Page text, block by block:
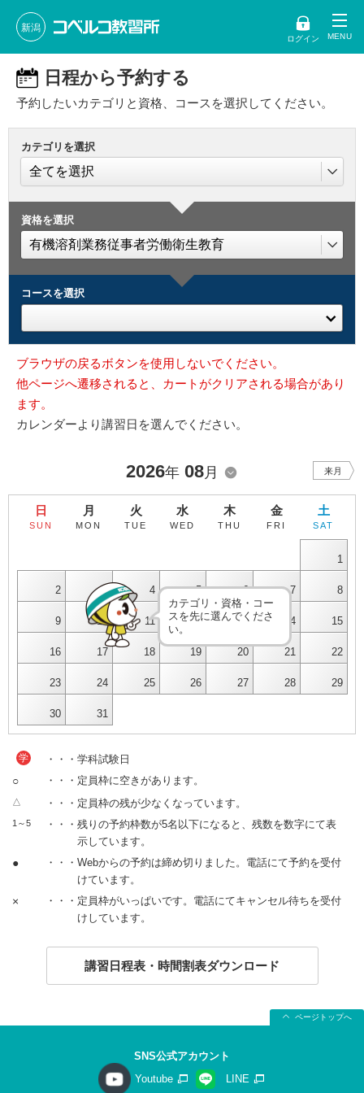
新潟
ログイン
日程から予約する
予約したいカテゴリと資格、コースを選択してください。
カテゴリを選択
資格を選択
コースを選択
ブラウザの戻るボタンを使用しないでください。
他ページへ遷移されると、カートがクリアされる場合があり
ます。
カレンダーより講習日を選んでください。
2026年 08月 来月
日
SUN
月
MON
火
TUE
水
WED
木
THU
金
FRI
土
SAT
1
2 3 4 5 6 7 8
9 10 11 12 13 14 15
16 17 18 19 20 21 22
23 24 25 26 27 28 29
30 31
カテゴリ・資格・コー
スを先に選んでくださ
い。
学 ・・・学科試験日
○ ・・・定員枠に空きがあります。
△ ・・・定員枠の残が少なくなっています。
1～5
・・・残りの予約枠数が5名以下になると、残数を数字にて表
示しています。
●
・・・Webからの予約は締め切りました。電話にて予約を受付
けています。
×
・・・定員枠がいっぱいです。電話にてキャンセル待ちを受付
けしています。
講習日程表・時間割表ダウンロード
ページトップへ
SNS公式アカウント
Youtube
LINE